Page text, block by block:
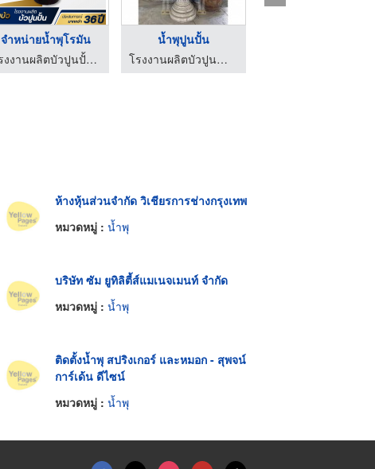
จำหน่ายน้ำพุโรมัน
โรงงานผลิตบัวปูนปั้นใกล้ฉัน - คุ้มบัว
น้ำพุปูนปั้น
โรงงานผลิตบัวปูนสำเร็จ งานปูนปั้นแบบตามสั่ง นนทศิลป์
ห้างหุ้นส่วนจำกัด วิเชียรการช่างกรุงเทพ
หมวดหมู่ : น้ำพุ
บริษัท ซัม ยูทิลิตี้ส์แมเนจเมนท์ จำกัด
หมวดหมู่ : น้ำพุ
ติดตั้งน้ำพุ สปริงเกอร์ และหมอก - สุพจน์
การ์เด้น ดีไซน์
หมวดหมู่ : น้ำพุ